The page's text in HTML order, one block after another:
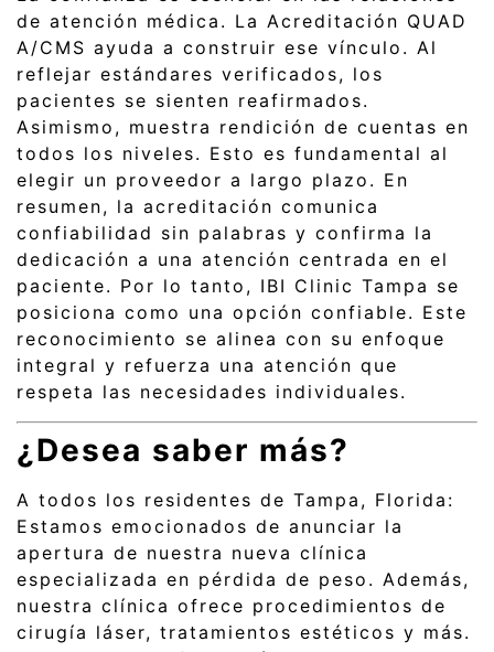
de atención médica. La Acreditación QUAD
A/CMS ayuda a construir ese vínculo. Al
reflejar estándares verificados, los
pacientes se sienten reafirmados.
Asimismo, muestra rendición de cuentas en
todos los niveles. Esto es fundamental al
elegir un proveedor a largo plazo. En
resumen, la acreditación comunica
confiabilidad sin palabras y confirma la
dedicación a una atención centrada en el
paciente. Por lo tanto, IBI Clinic Tampa se
posiciona como una opción confiable. Este
reconocimiento se alinea con su enfoque
integral y refuerza una atención que
respeta las necesidades individuales.
¿Desea saber más?
A todos los residentes de Tampa, Florida:
Estamos emocionados de anunciar la
apertura de nuestra nueva clínica
especializada en pérdida de peso. Además,
nuestra clínica ofrece procedimientos de
cirugía láser, tratamientos estéticos y más.